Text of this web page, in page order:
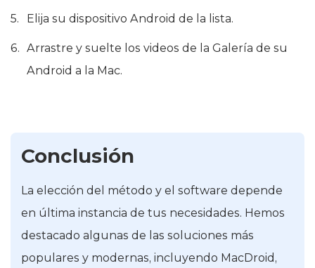
Elija su dispositivo Android de la lista.
Arrastre y suelte los videos de la Galería de su
Android a la Mac.
Conclusión
La elección del método y el software depende
en última instancia de tus necesidades. Hemos
destacado algunas de las soluciones más
populares y modernas, incluyendo MacDroid,